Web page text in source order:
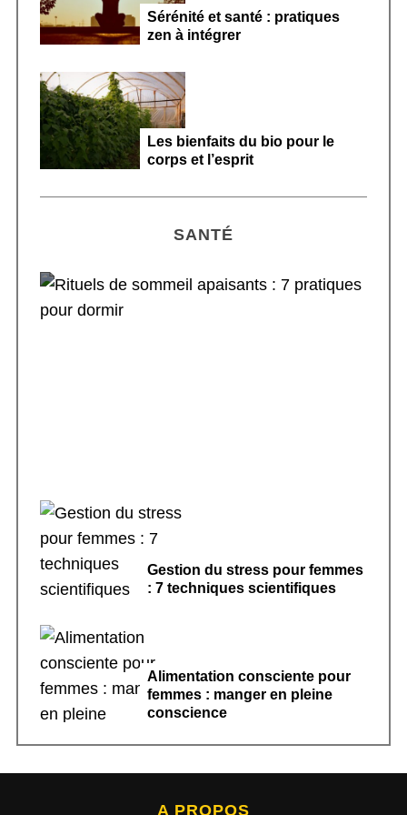
Sérénité et santé : pratiques
zen à intégrer
Les bienfaits du bio pour le
corps et l’esprit
SANTÉ
Gestion du stress pour femmes
: 7 techniques scientifiques
Alimentation consciente pour
femmes : manger en pleine
conscience
A PROPOS